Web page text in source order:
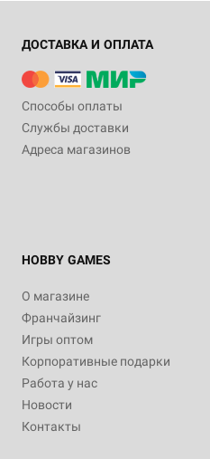
ДОСТАВКА И ОПЛАТА
Способы оплаты
Службы доставки
Адреса магазинов
HOBBY GAMES
О магазине
Франчайзинг
Игры оптом
Корпоративные подарки
Работа у нас
Новости
Контакты